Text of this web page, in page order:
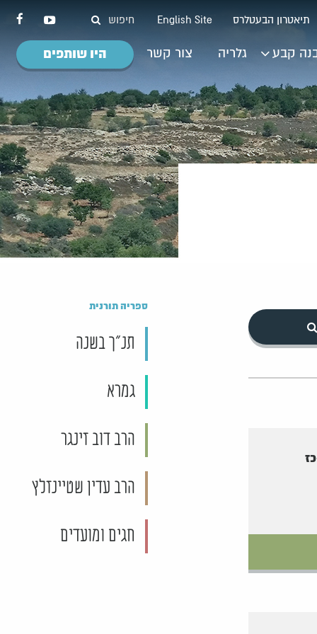
תיאטרון הבעטלרס English Site
קבע גלריה צור קשר היו שותפים
ספריה תורנית
תנ"ך בשנה
גמרא
הרב דוב זינגר
הרב עדין שטיינזלץ
חגים ומועדים